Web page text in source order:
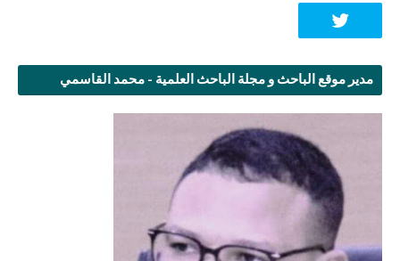
مدير موقع الباحث و مجلة الباحث العلمية - محمد القاسمي